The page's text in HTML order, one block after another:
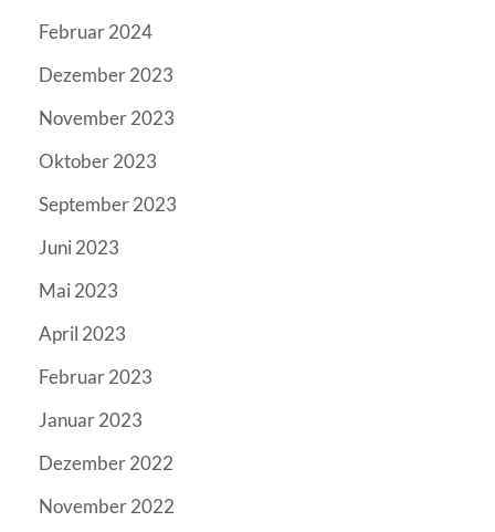
Februar 2024
Dezember 2023
November 2023
Oktober 2023
September 2023
Juni 2023
Mai 2023
April 2023
Februar 2023
Januar 2023
Dezember 2022
November 2022